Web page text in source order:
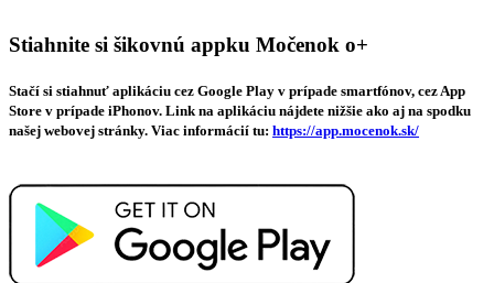
Stiahnite si šikovnú appku Močenok o+
Stačí si stiahnuť aplikáciu cez Google Play v prípade smartfónov, cez App
Store v prípade iPhonov. Link na aplikáciu nájdete nižšie ako aj na spodku
našej webovej stránky. Viac informácií tu: https://app.mocenok.sk/